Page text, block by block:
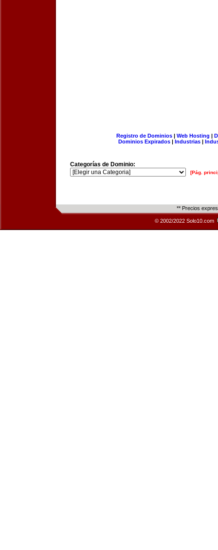
Registro de Dominios| Web Hosting |
Dominios Expirados | Industrias |
Categorías de Dominio:
[Pág.
** Precios
© 2002/2022 Solo10.com